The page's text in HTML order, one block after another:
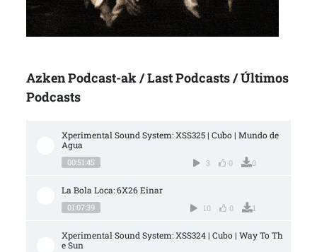
Azken Podcast-ak / Last Podcasts / Últimos
Podcasts
Xperimental Sound System: XSS325 | Cubo | Mundo de
Agua
00:51:45 3 0 0
La Bola Loca: 6X26 Einar
01:07:39 10 0 1
Xperimental Sound System: XSS324 | Cubo | Way To Th
e Sun